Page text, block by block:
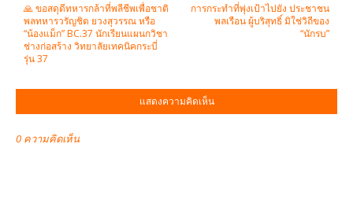
การกระทำที่พุ่งเป้าไปยัง ประชาชน
พลเรือน ผู้บริสุทธิ์ มิใช่วิถีของ
“นักรบ”
🙏 ขอสดุดีทหารกล้าที่พลีชีพเพื่อชาติ
พลทหารวรัญชิต ยวงสุวรรณ หรือ
“น้องแม็ก” BC.37 นักเรียนแผนกวิชา
ช่างก่อสร้าง วิทยาลัยเทคนิคกระบี่
รุ่น 37
แสดงความคิดเห็น
0 ความคิดเห็น